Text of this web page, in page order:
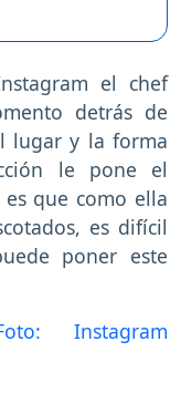
el chef
detrás de
lugar y la forma
le pone el
que como ella
es difícil
poner este